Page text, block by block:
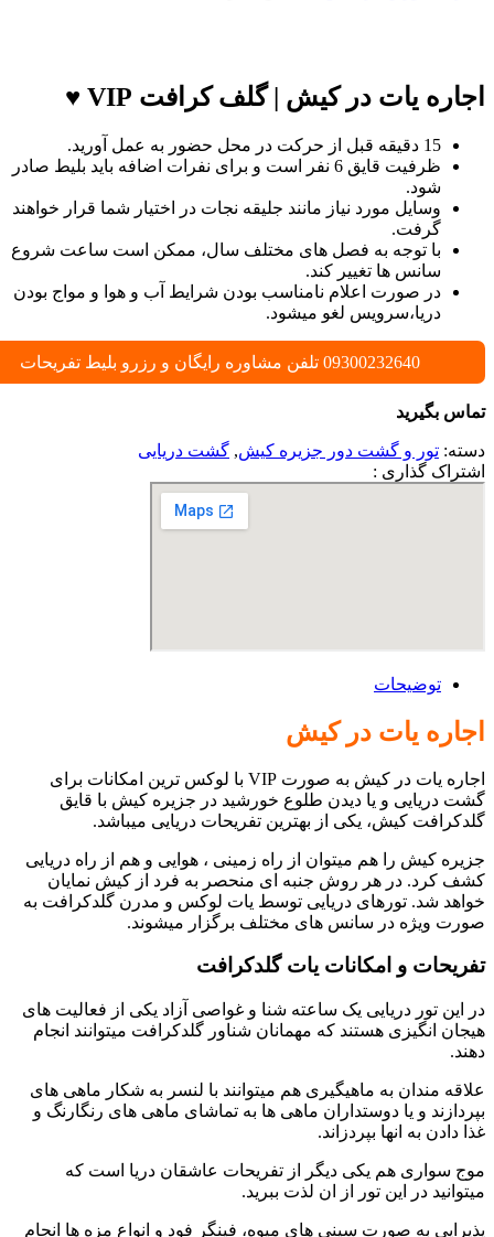
اجاره یات در کیش | گلف کرافت VIP ♥
15 دقیقه قبل از حرکت در محل حضور به عمل آورید.
ظرفیت قایق 6 نفر است و برای نفرات اضافه باید بلیط صادر
شود.
وسایل مورد نیاز مانند جلیقه نجات در اختیار شما قرار خواهند
گرفت.
با توجه به فصل های مختلف سال، ممکن است ساعت شروع
سانس ها تغییر کند.
در صورت اعلام نامناسب بودن شرایط آب و هوا و مواج بودن
دریا،سرویس لغو میشود.
09300232640 تلفن مشاوره رایگان و رزرو بلیط تفریحات
تماس بگیرید
دسته: تور و گشت دور جزیره کیش, گشت دریایی
اشتراک گذاری :
توضیحات
اجاره یات در کیش
اجاره یات در کیش به صورت VIP با لوکس ترین امکانات برای
گشت دریایی و یا دیدن طلوع خورشید در جزیره کیش با قایق
گلدکرافت کیش، یکی از بهترین تفریحات دریایی میباشد.
جزیره کیش را هم میتوان از راه زمینی ، هوایی و هم از راه دریایی
کشف کرد. در هر روش جنبه ای منحصر به فرد از کیش نمایان
خواهد شد. تورهای دریایی توسط یات لوکس و مدرن گلدکرافت به
صورت ویژه در سانس های مختلف برگزار میشوند.
تفریحات و امکانات یات گلدکرافت
در این تور دریایی یک ساعته شنا و غواصی آزاد یکی از فعالیت های
هیجان انگیزی هستند که مهمانان شناور گلدکرافت میتوانند انجام
دهند.
علاقه مندان به ماهیگیری هم میتوانند با لنسر به شکار ماهی های
بپردازند و یا دوستداران ماهی ها به تماشای ماهی های رنگارنگ و
غذا دادن به انها بپردزاند.
موج سواری هم یکی دیگر از تفریحات عاشقان دریا است که
میتوانید در این تور از ان لذت ببرید.
پذیرایی به صورت سینی های میوه، فینگر فود و انواع مزه ها انجام